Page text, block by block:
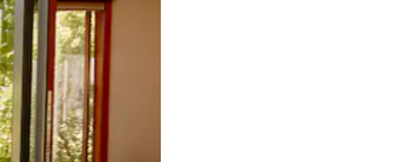
ili prelaskom prstom po zaslonu.